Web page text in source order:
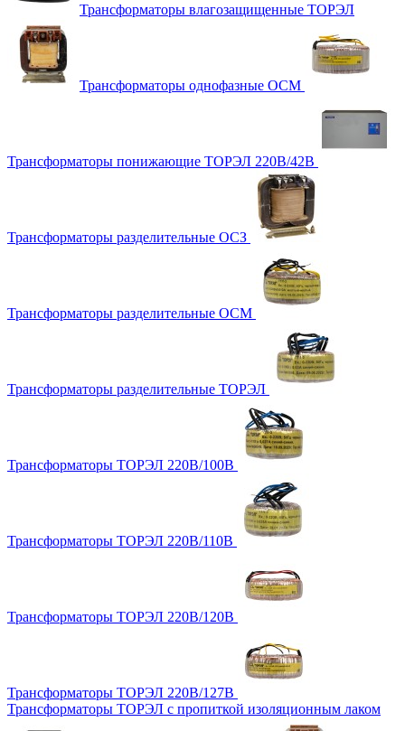
Трансформаторы влагозащищенные ТОРЭЛ
Трансформаторы однофазные ОСМ
Трансформаторы понижающие ТОРЭЛ 220В/42В
Трансформаторы разделительные ОСЗ
Трансформаторы разделительные ОСМ
Трансформаторы разделительные ТОРЭЛ
Трансформаторы ТОРЭЛ 220В/100В
Трансформаторы ТОРЭЛ 220В/110В
Трансформаторы ТОРЭЛ 220В/120В
Трансформаторы ТОРЭЛ 220В/127В
Трансформаторы ТОРЭЛ с пропиткой изоляционным лаком